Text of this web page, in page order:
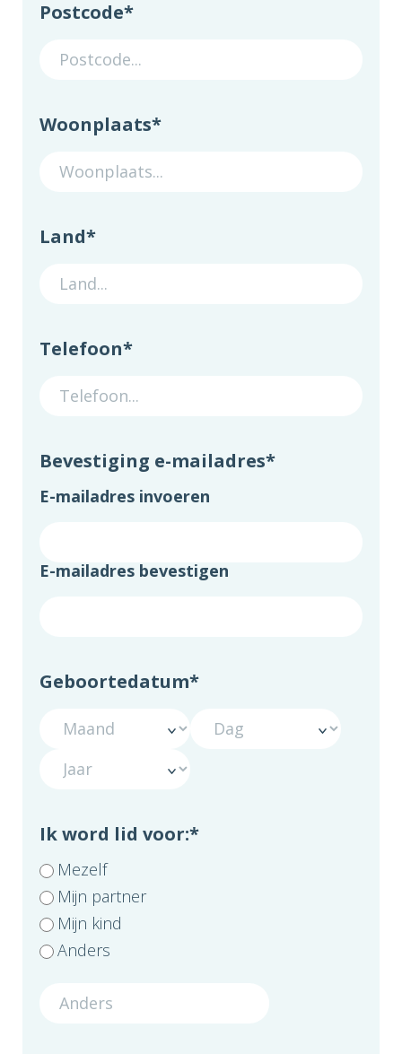
Postcode*
Woonplaats*
Land*
Telefoon*
Bevestiging e-mailadres*
E-mailadres invoeren
E-mailadres bevestigen
Geboortedatum*
Ik word lid voor:*
Mezelf
Mijn partner
Mijn kind
Anders